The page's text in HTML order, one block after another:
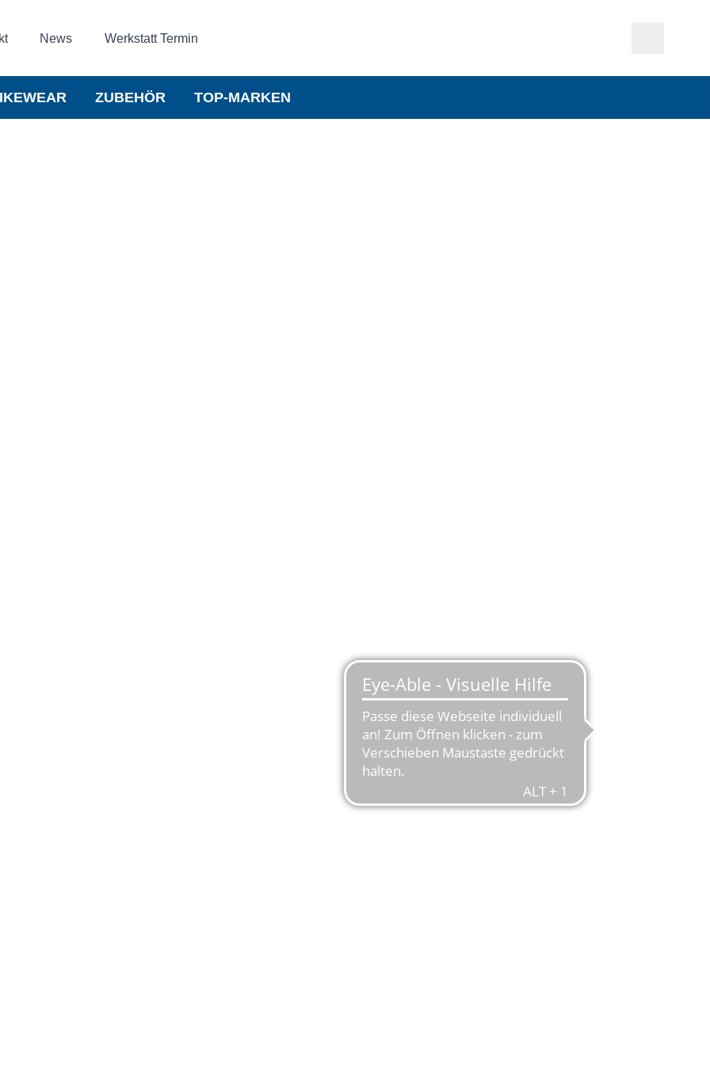
News Werkstatt Termin
ZUBEHÖR TOP-MARKEN